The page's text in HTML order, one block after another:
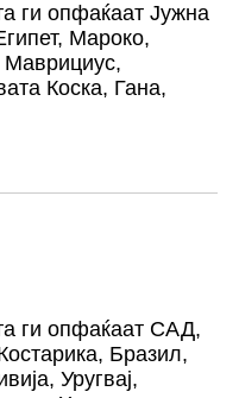
ги опфаќаат Јужна
Мароко,
Коска, Гана,
ги опфаќаат САД,
Бразил,
Уругвај,